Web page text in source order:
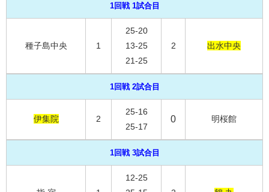
1回戦 1試合目
種子島中央 1
25-20
13-25
21-25
2 出水中央
1回戦 2試合目
伊集院 2
25-16
25-17
0 明桜館
1回戦 3試合目
12-25